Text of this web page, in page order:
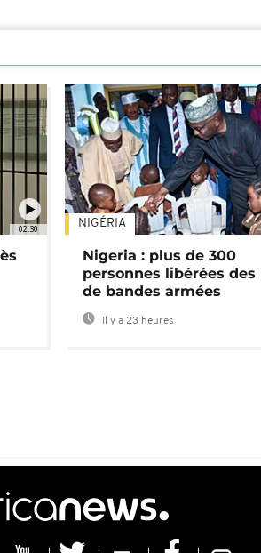
02:30 NIGÉRIA
Nigeria : plus de 300
personnes libérées des
de bandes armées
Il y a 23 heures